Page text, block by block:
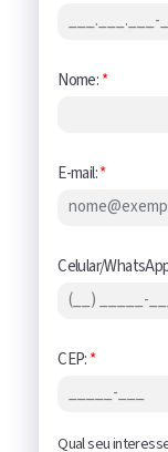
Nome:*
E-mail:*
Celular/
CEP:*
Qual seu